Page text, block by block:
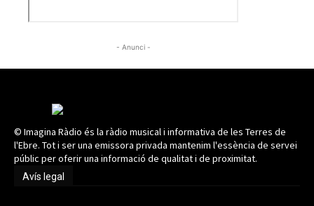
- Anunci -
© Imagina Ràdio és la ràdio musical i informativa de les Terres de
l'Ebre. Tot i ser una emissora privada mantenim l'essència de servei
públic per oferir una informació de qualitat i de proximitat.
Avís legal